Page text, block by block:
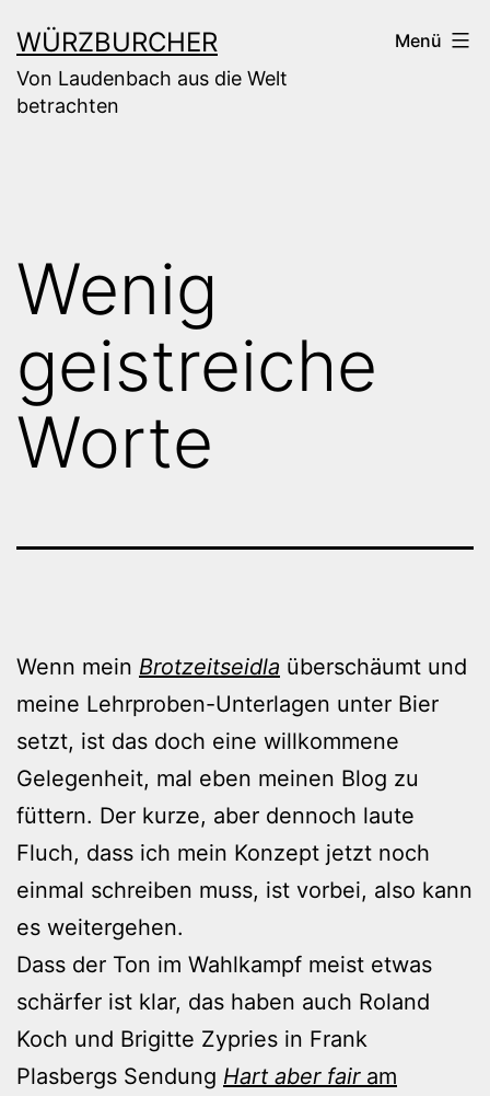
Inhalt
springen
WÜRZBURCHER
Von Laudenbach aus die Welt
betrachten
Menü
Wenig
geistreiche
Worte
Wenn mein Brotzeitseidla überschäumt und
meine Lehrproben-Unterlagen unter Bier
setzt, ist das doch eine willkommene
Gelegenheit, mal eben meinen Blog zu
füttern. Der kurze, aber dennoch laute
Fluch, dass ich mein Konzept jetzt noch
einmal schreiben muss, ist vorbei, also kann
es weitergehen.
Dass der Ton im Wahlkampf meist etwas
schärfer ist klar, das haben auch Roland
Koch und Brigitte Zypries in Frank
Plasbergs Sendung Hart aber fairam